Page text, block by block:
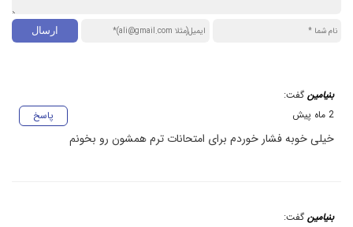
بنیامین گفت:
پاسخ
2 ماه پیش
خیلی خوبه فشار خوردم برای امتحانات ترم همشون رو بخونم
بنیامین گفت: